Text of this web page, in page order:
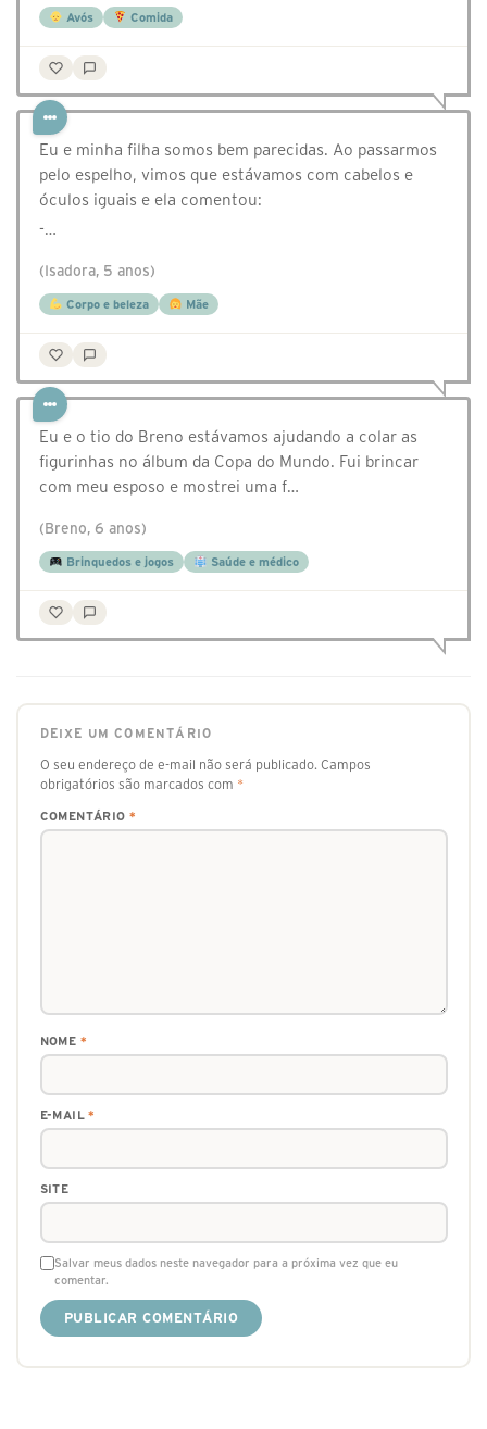
Avós Comida
Eu e minha filha somos bem parecidas. Ao passarmos
pelo espelho, vimos que estávamos com cabelos e
óculos iguais e ela comentou:
-…
(Isadora, 5 anos)
Corpo e beleza Mãe
Eu e o tio do Breno estávamos ajudando a colar as
figurinhas no álbum da Copa do Mundo. Fui brincar
com meu esposo e mostrei uma f…
(Breno, 6 anos)
Brinquedos e jogos Saúde e médico
DEIXE UM COMENTÁRIO
O seu endereço de e-mail não será publicado. Campos
obrigatórios são marcados com *
COMENTÁRIO *
NOME *
E-MAIL*
SITE
Salvar meus dados neste navegador para a próxima vez que eu
comentar.